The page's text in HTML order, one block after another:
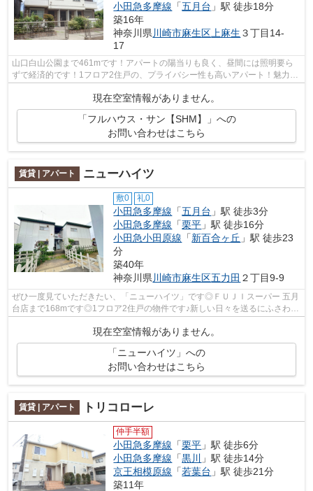
小田急多摩線 「五月台 」駅 徒歩18分
築16年
神奈川県川崎市麻生区上麻生 ３丁目14-
17
山口白山公園まで461mです！アパートの陽当りも良く、昼間には照明要ら
ずで経済的です！1フロア2住戸の、プライバシー性も高いアパート！魅力も
現在空室情報がありません。
「フルハウス・サン【SHM】」への
お問い合わせはこちら
賃貸 | アパート ニューハイツ
敷0 礼0
小田急多摩線 「五月台 」駅 徒歩3分
小田急多摩線 「栗平 」駅 徒歩16分
小田急小田原線 「新百合ヶ丘 」駅 徒歩23
分
築40年
神奈川県 川崎市麻生区五力田 ２丁目9-9
ぜひ一度見ていただきたい、「ニューハイツ」です◎ＦＵＪＩスーパー 五月
台店まで168mです◎1フロア2住戸の物件です♪新しい日々を送るにふさわし
現在空室情報がありません。
「ニューハイツ」への
お問い合わせはこちら
賃貸 | アパート トリコローレ
仲手半額
小田急多摩線 「栗平 」駅 徒歩6分
小田急多摩線 「黒川
」駅 徒歩14分
京王相模原線 「若葉台 」駅 徒歩21分
築11年